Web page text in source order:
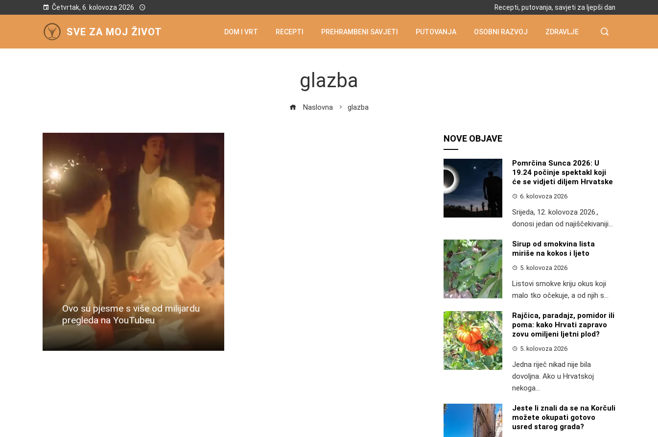
Četvrtak, 6. kolovoza 2026 Recepti, putovanja, savjeti za ljepši dan
SVE ZA MOJ ŽIVOT DOM I VRT RECEPTI PREHRAMBENI SAVJETI PUTOVANJA OSOBNI RAZVOJ ZDRAVLJE
glazba
Naslovna glazba
Ovo su pjesme s više od milijardu
pregleda na YouTubeu
NOVE OBJAVE
Pomrčina Sunca 2026: U
19.24 počinje spektakl koji
će se vidjeti diljem Hrvatske
6. kolovoza 2026
Srijeda, 12. kolovoza 2026.,
donosi jedan od najiščekivaniji...
Sirup od smokvina lista
miriše na kokos i ljeto
5. kolovoza 2026
Listovi smokve kriju okus koji
malo tko očekuje, a od njih s...
Rajčica, paradajz, pomidor ili
poma: kako Hrvati zapravo
zovu omiljeni ljetni plod?
5. kolovoza 2026
Jedna riječ nikad nije bila
dovoljna. Ako u Hrvatskoj
nekoga...
Jeste li znali da se na Korčuli
možete okupati gotovo
usred starog grada?